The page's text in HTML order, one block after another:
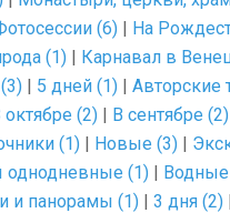
(6) | На
(1) | Карнавал в
| 5 дней (1) | Авторские
октябре (2) | В сентябре (2)
(1) | Новые (3) |
однодневные (1) |
и панорамы (1) | 3 дня (2) |